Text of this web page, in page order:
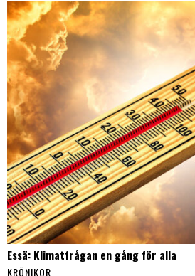
Essä: Klimatfrågan en gång för alla
KRÖNIKOR